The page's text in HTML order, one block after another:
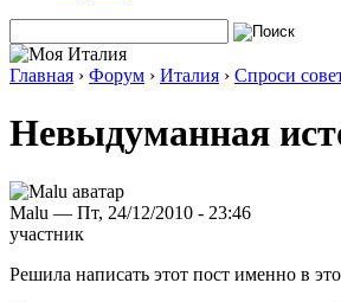
Главная › Форум › Италия › Спроси
Невыдуманная
Malu — Пт, 24/12/2010 - 23:46
участник
Решила написать этот пост именно в